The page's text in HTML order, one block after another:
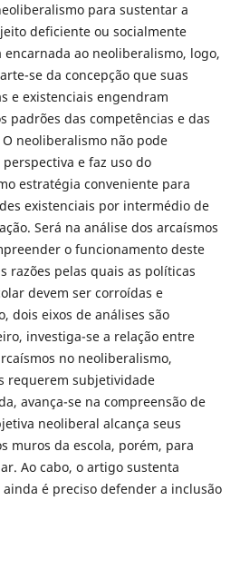
para sustentar a
deficiente ou socialmente
ao neoliberalismo, logo,
se da concepção que suas
e existenciais engendram
padrões das competências e das
neoliberalismo não pode
e faz uso do
estratégia conveniente para
existenciais por intermédio de
Será na análise dos arcaísmos
o funcionamento deste
razões pelas quais as políticas
devem ser corroídas e
dois eixos de análises são
investiga-se a relação entre
no neoliberalismo,
requerem subjetividade
avança-se na compreensão de
neoliberal alcança seus
muros da escola, porém, para
Ao cabo, o artigo sustenta
é preciso defender a inclusão